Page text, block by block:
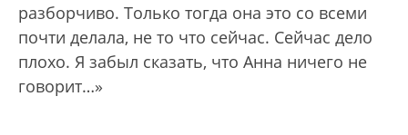
разборчиво. Только тогда она это со всеми
почти делала, не то что сейчас. Сейчас дело
плохо. Я забыл сказать, что Анна ничего не
говорит…»